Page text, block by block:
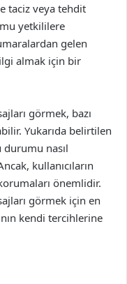
taciz veya tehdit
yetkililere
gelen
almak için bir
görmek, bazı
Yukarıda belirtilen
durumu nasıl
kullanıcıların
önemlidir.
görmek için en
kendi tercihlerine